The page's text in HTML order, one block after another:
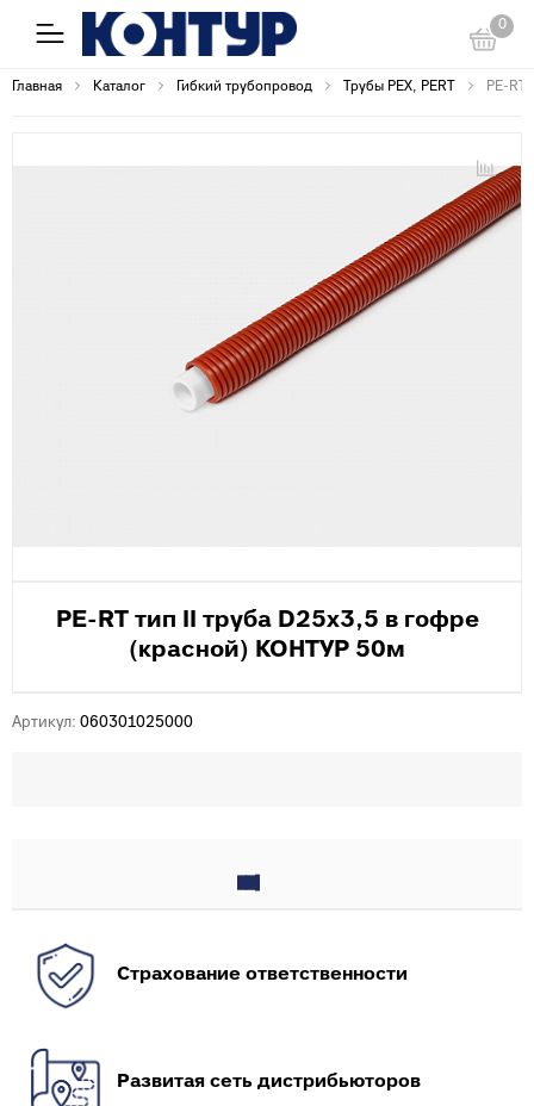
0
Главная Каталог Гибкий трубопровод Трубы PEX, PERT PE-RT
PE-RT тип II труба D25х3,5 в гофре
(красной) КОНТУР 50м
Артикул: 060301025000
Страхование ответственности
Развитая сеть дистрибьюторов